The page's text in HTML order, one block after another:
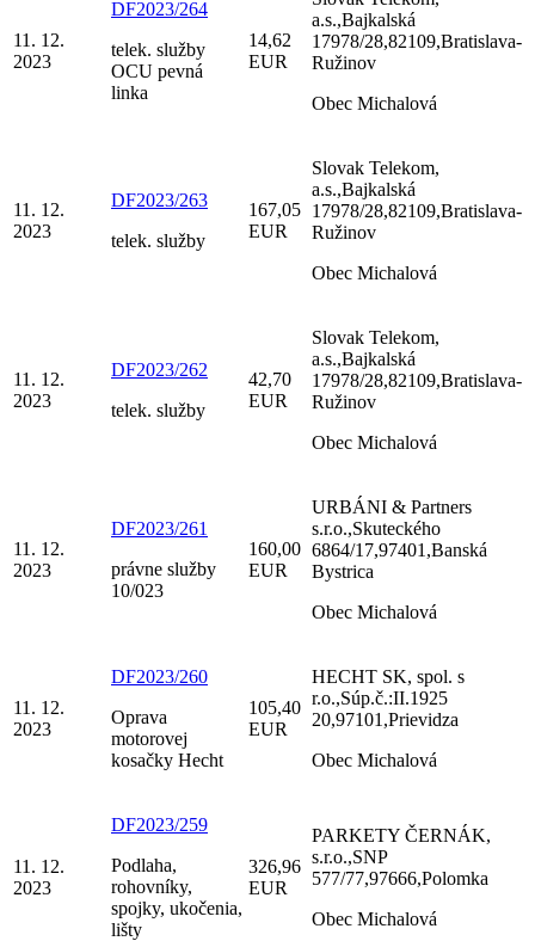
11. 12.
2023
DF2023/264
telek. služby
OCU pevná
linka
14,62
EUR
a.s.,Bajkalská
17978/28,82109,Bratislava-
Ružinov
Obec Michalová
11. 12.
2023
DF2023/263
telek. služby
167,05
EUR
Slovak Telekom,
a.s.,Bajkalská
17978/28,82109,Bratislava-
Ružinov
Obec Michalová
11. 12.
2023
DF2023/262
telek. služby
42,70
EUR
Slovak Telekom,
a.s.,Bajkalská
17978/28,82109,Bratislava-
Ružinov
Obec Michalová
11. 12.
2023
DF2023/261
právne služby
10/023
160,00
EUR
URBÁNI & Partners
s.r.o.,Skuteckého
6864/17,97401,Banská
Bystrica
Obec Michalová
11. 12.
2023
DF2023/260
Oprava
motorovej
kosačky Hecht
105,40
EUR
HECHT SK, spol. s
r.o.,Súp.č.:II.1925
20,97101,Prievidza
Obec Michalová
11. 12.
2023
DF2023/259
Podlaha,
rohovníky,
spojky, ukočenia,
lišty
326,96
EUR
PARKETY ČERNÁK,
s.r.o.,SNP
577/77,97666,Polomka
Obec Michalová